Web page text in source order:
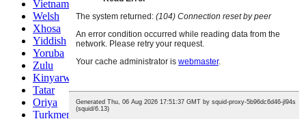
Vietnamese
Welsh
Xhosa
Yiddish
Yoruba
Zulu
Kinyarwanda
Tatar
Oriya
Turkmen